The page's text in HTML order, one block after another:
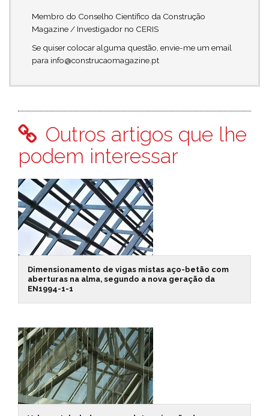
Membro do Conselho Científico da Construção
Magazine / Investigador no CERIS
Se quiser colocar alguma questão, envie-me um email
para info@construcaomagazine.pt
Outros artigos que lhe
podem interessar
Dimensionamento de vigas mistas aço-betão com
aberturas na alma, segundo a nova geração da
EN1994-1-1